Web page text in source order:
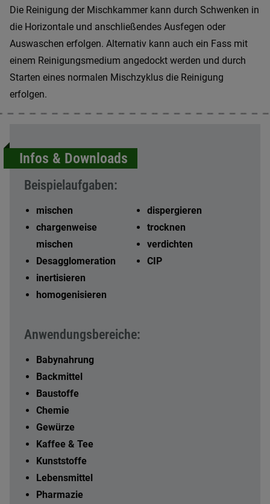
Die Reinigung der Mischkammer kann durch Schwenken in
die Horizontale und anschließendes Ausfegen oder
Auswaschen erfolgen. Alternativ kann auch ein Fass mit
einem Reinigungsmedium angedockt werden und durch
Starten eines normalen Mischzyklus die Reinigung
erfolgen.
Infos & Downloads
Beispielaufgaben:
mischen
chargenweise
mischen
Desagglomeration
inertisieren
homogenisieren
dispergieren
trocknen
verdichten
CIP
Anwendungsbereiche:
Babynahrung
Backmittel
Baustoffe
Chemie
Gewürze
Kaffee & Tee
Kunststoffe
Lebensmittel
Pharmazie